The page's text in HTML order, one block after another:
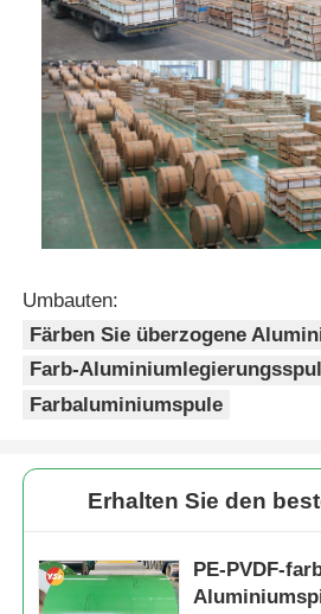
Umbauten:
Färben Sie überzogene
Farb-
Farbaluminiumspule
Erhalten Sie den
PE-PVDF-